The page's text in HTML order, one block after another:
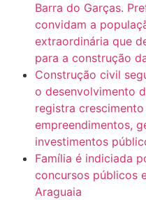
Barra do Garças.
convidam a
extraordinária que
para a construção
Construção civil
o desenvolvimento
registra
empreendimentos,
investimentos
Família é indiciada
concursos públicos
Araguaia